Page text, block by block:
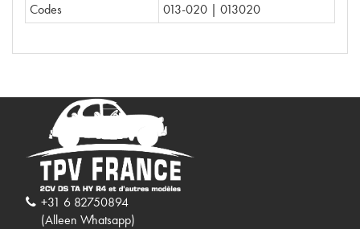
Codes
013-020 | 013020
+31 6 82750894
(Alleen Whatsapp)